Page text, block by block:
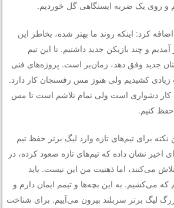
و روی یک ضربه ایستگاهی گل خوردیم.
کرد: اینکه روند ما بهتر شده، بخاطر این
و چند بازیکن جدید داشتیم. تا این تیم
جدید وفق دهد، زمان‌بر است. پروژه‌های فنی
زیادی کشیدیم ولی هنوز مس رفسنجان کار دارد.
کار دشواری است ولی تمام تلاشم است تا مس
کنیم.
برای تیم‌های تازه وارد لیگ برتر حفظ تیم
نشان داده که تیم‌های تازه صعود کرده، در
می‌کنند، اما ذهنیت من این نیست. باید
می‌کشیم. به این بچه‌ها و تیمم ایمان دارم و
لیگ برتر سربلند بیرون می‌آییم. برای شناخت